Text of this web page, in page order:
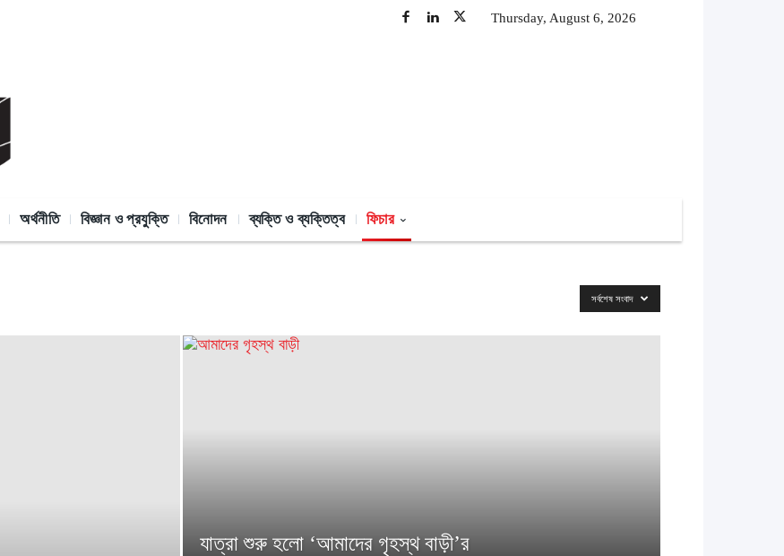
Thursday, August 6, 2026
অর্থনীতি বিজ্ঞান ও প্রযুক্তি বিনোদন ব্যক্তি ও ব্যক্তিত্ব ফিচার
সর্বশেষ সংবাদ
যাত্রা শুরু হলো ‘আমাদের গৃহস্থ বাড়ী’র